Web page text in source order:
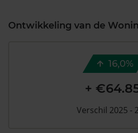
Ontwikkeling van de
16,0%
+
Verschil 2025 -